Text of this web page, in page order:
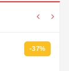
-37%